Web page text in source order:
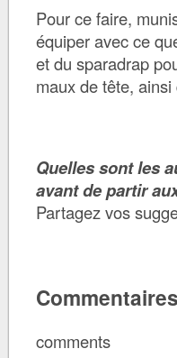
Pour ce faire,
équiper avec ce
et du sparadrap
maux de tête,
Quelles sont les
avant de partir
Partagez vos
Commentaires
comments